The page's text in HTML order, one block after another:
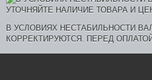
В УСЛОВИЯХ НЕСТАБИЛЬНОСТИ
КОРРЕКТИРУЮТСЯ. ПЕРЕД